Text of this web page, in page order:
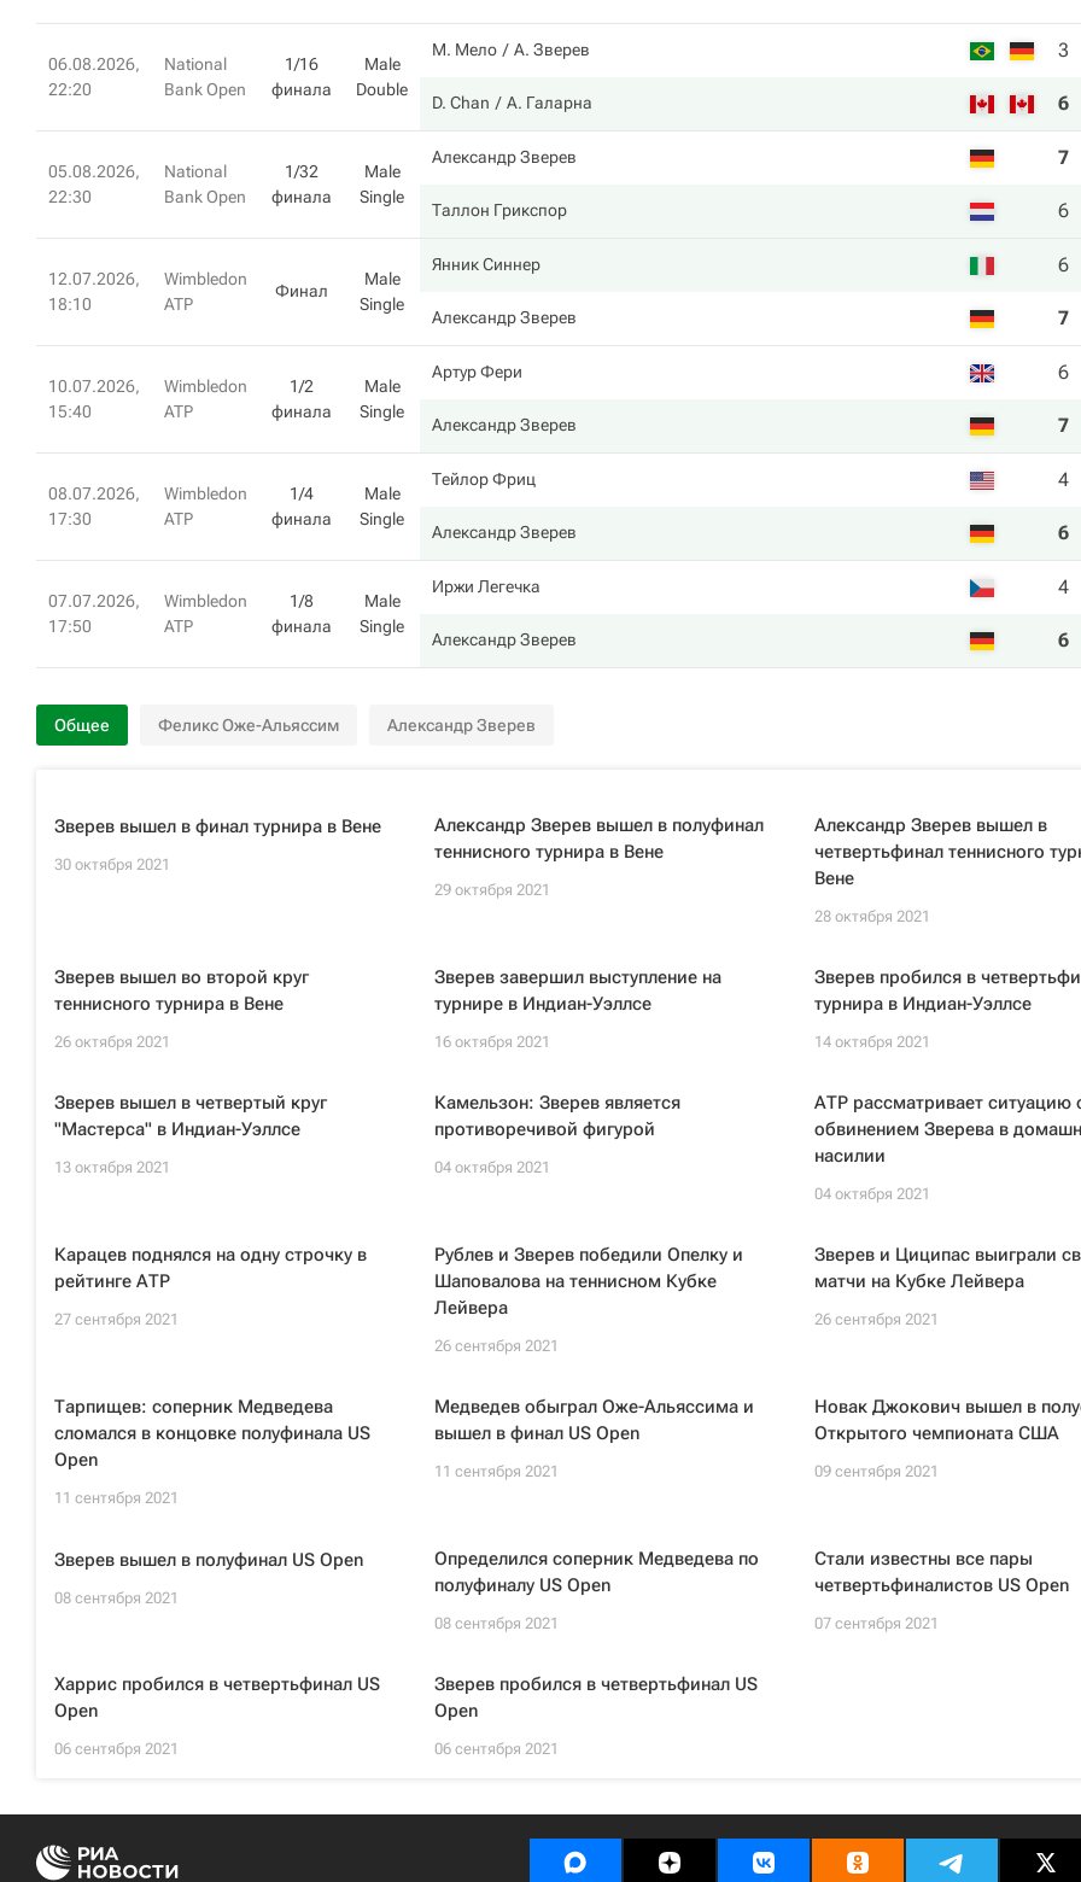
06.08.2026,
22:20
National
Bank Open
1/16
финала
Male
Double
М. Мело А. Зверев 3
D. Chan А. Галарна 6
05.08.2026,
22:30
National
Bank Open
1/32
финала
Male
Single
Александр Зверев 7
Таллон Грикспор 6
12.07.2026,
18:10
Wimbledon
ATP
Финал
Male
Single
Янник Синнер 6
Александр Зверев 7
10.07.2026,
15:40
Wimbledon
ATP
1/2
финала
Male
Single
Артур Фери 6
Александр Зверев 7
08.07.2026,
17:30
Wimbledon
ATP
1/4
финала
Male
Single
Тейлор Фриц 4
Александр Зверев 6
07.07.2026,
17:50
Wimbledon
ATP
1/8
финала
Male
Single
Иржи Легечка 4
Александр Зверев 6
Общее Феликс Оже-Альяссим Александр Зверев
Зверев вышел в финал турнира в Вене
30 октября 2021
Александр Зверев вышел в полуфинал
теннисного турнира в Вене
29 октября 2021
Александр Зверев вышел в
четвертьфинал теннисного
Вене
28 октября 2021
Зверев вышел во второй круг
теннисного турнира в Вене
26 октября 2021
Зверев завершил выступление на
турнире в Индиан-Уэллсе
16 октября 2021
Зверев пробился в
турнира в Индиан-Уэллсе
14 октября 2021
Зверев вышел в четвертый круг
"Мастерса" в Индиан-Уэллсе
13 октября 2021
Камельзон: Зверев является
противоречивой фигурой
04 октября 2021
АТР рассматривает ситуацию
обвинением Зверева в
насилии
04 октября 2021
Карацев поднялся на одну строчку в
рейтинге АТР
27 сентября 2021
Рублев и Зверев победили Опелку и
Шаповалова на теннисном Кубке
Лейвера
26 сентября 2021
Зверев и Циципас выиграли
матчи на Кубке Лейвера
26 сентября 2021
Тарпищев: соперник Медведева
сломался в концовке полуфинала US
Opеn
11 сентября 2021
Медведев обыграл Оже-Альяссима и
вышел в финал US Open
11 сентября 2021
Новак Джокович вышел в
Открытого чемпионата США
09 сентября 2021
Зверев вышел в полуфинал US Open
08 сентября 2021
Определился соперник Медведева по
полуфиналу US Open
08 сентября 2021
Стали известны все пары
четвертьфиналистов US Open
07 сентября 2021
Харрис пробился в четвертьфинал US
Open
06 сентября 2021
Зверев пробился в четвертьфинал US
Open
06 сентября 2021